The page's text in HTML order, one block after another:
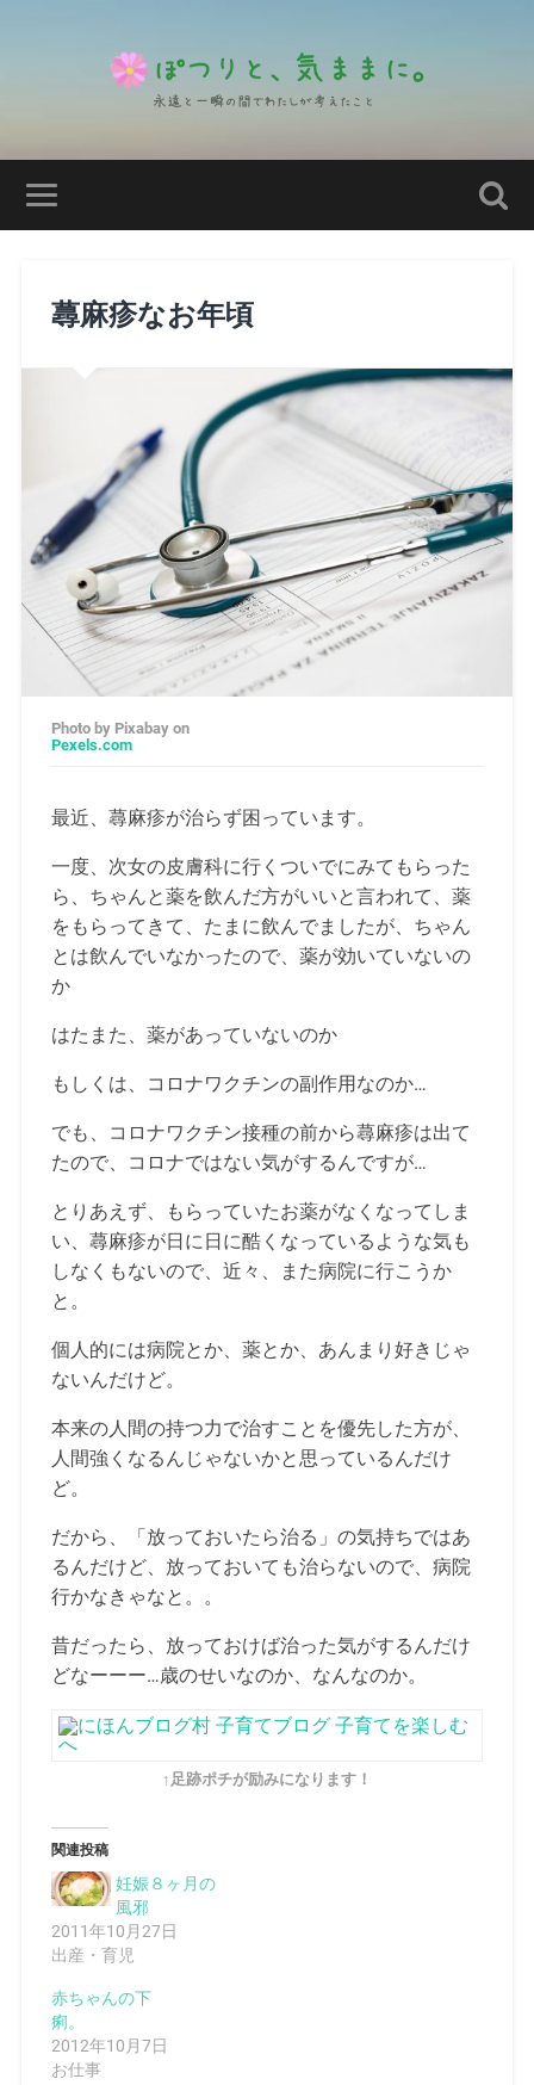
蕁麻疹なお年頃
Photo by Pixabay on
Pexels.com
最近、蕁麻疹が治らず困っています。
一度、次女の皮膚科に行くついでにみてもらった
ら、ちゃんと薬を飲んだ方がいいと言われて、薬
をもらってきて、たまに飲んでましたが、ちゃん
とは飲んでいなかったので、薬が効いていないの
か
はたまた、薬があっていないのか
もしくは、コロナワクチンの副作用なのか…
でも、コロナワクチン接種の前から蕁麻疹は出て
たので、コロナではない気がするんですが…
とりあえず、もらっていたお薬がなくなってしま
い、蕁麻疹が日に日に酷くなっているような気も
しなくもないので、近々、また病院に行こうか
と。
個人的には病院とか、薬とか、あんまり好きじゃ
ないんだけど。
本来の人間の持つ力で治すことを優先した方が、
人間強くなるんじゃないかと思っているんだけ
ど。
だから、「放っておいたら治る」の気持ちではあ
るんだけど、放っておいても治らないので、病院
行かなきゃなと。。
昔だったら、放っておけば治った気がするんだけ
どなーーー…歳のせいなのか、なんなのか。
↑足跡ポチが励みになります！
関連投稿
妊娠８ヶ月の
風邪
2011年10月27日
出産・育児
赤ちゃんの下
痢。
2012年10月7日
お仕事